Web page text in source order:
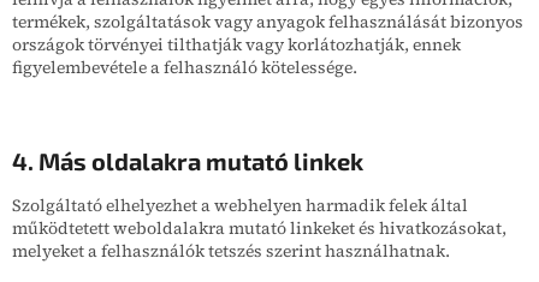
termékek, szolgáltatások vagy anyagok felhasználását bizonyos
országok törvényei tilthatják vagy korlátozhatják, ennek
figyelembevétele a felhasználó kötelessége.
4. Más oldalakra mutató linkek
Szolgáltató elhelyezhet a webhelyen harmadik felek által
működtetett weboldalakra mutató linkeket és hivatkozásokat,
melyeket a felhasználók tetszés szerint használhatnak.